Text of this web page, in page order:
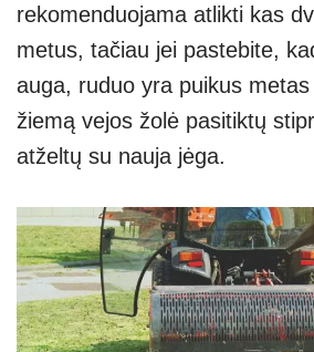
rekomenduojama atlikti kas
metus, tačiau jei pastebite,
auga, ruduo yra puikus
žiemą vejos žolė pasitiktų
atželtų su nauja jėga.